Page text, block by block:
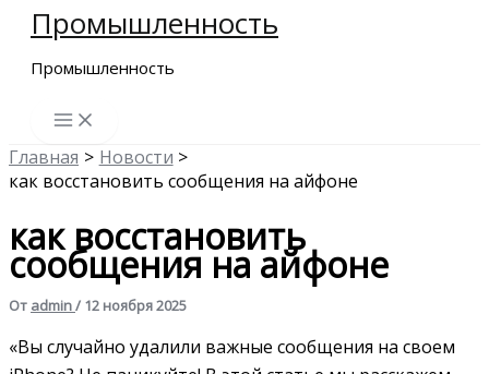
Перейти
содержимому
Промышленность
Промышленность
Главная
Новости
как восстановить сообщения на айфоне
как восстановить
сообщения на айфоне
От admin/ 12 ноября 2025
«Вы случайно удалили важные сообщения на своем